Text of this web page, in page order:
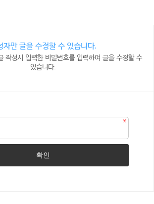
자만 글을 수정할 수 있습니다.
작성시 입력한 비밀번호를 입력하여 글을 수정할 수
있습니다.